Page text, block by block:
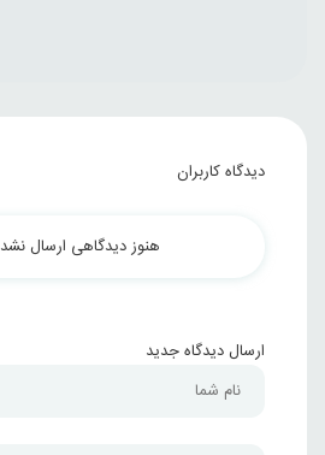
دیدگاه کاربران
هنوز دیدگاهی ارسال
ارسال دیدگاه جدید